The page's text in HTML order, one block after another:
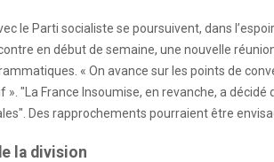
le Parti socialiste se poursuivent, dans
en début de semaine, une nouvelle
« On avance sur les points de
"La France Insoumise, en revanche, a
Des rapprochements pourraient être
la division